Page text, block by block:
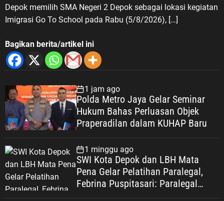
Depok memilih SMA Negeri 2 Depok sebagai lokasi kegiatan
Imigrasi Go To School pada Rabu (5/8/2026), […]
Bagikan berita/artikel ini
1 jam ago
Polda Metro Jaya Gelar Seminar
Hukum Bahas Perluasan Objek
Praperadilan dalam KUHAP Baru
1 minggu ago
SWI Kota Depok dan LBH Mata
Pena Gelar Pelatihan Paralegal,
Febrina Puspitasari: Paralegal